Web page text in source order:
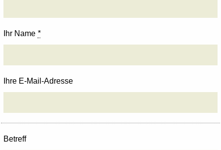
Ihr Name *
Ihre E-Mail-Adresse
Betreff